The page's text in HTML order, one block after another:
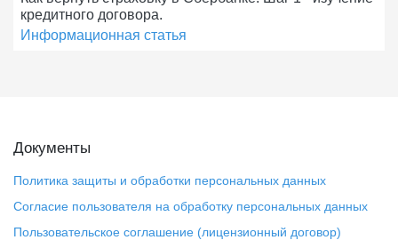
кредитного договора.
Информационная статья
Документы
Политика защиты и обработки персональных данных
Согласие пользователя на обработку персональных данных
Пользовательское соглашение (лицензионный договор)